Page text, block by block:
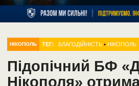
НІКОПОЛЬ ТЕГ: БЛАГОДІЙНІСТЬ •НІКОПОЛЬ
Підопічний БФ
Нікополя»